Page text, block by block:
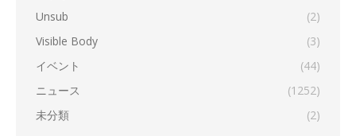
Unsub
(2)
Visible Body
(3)
イベント
(44)
ニュース
(1252)
未分類
(2)